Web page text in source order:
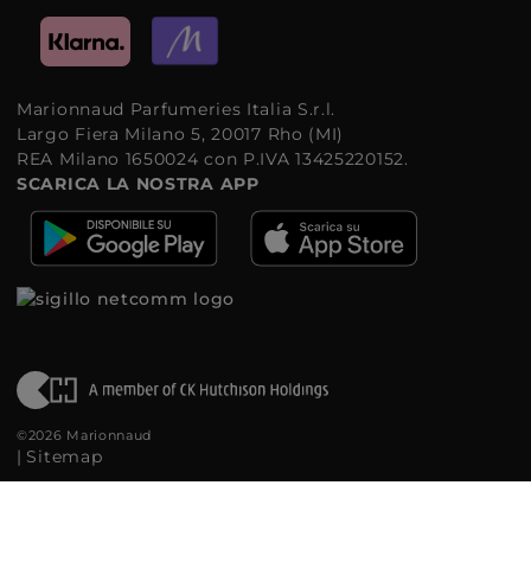
Marionnaud Parfumeries Italia S.r.l.
Largo Fiera Milano 5, 20017 Rho (MI)
REA Milano 1650024 con P.IVA 13425220152.
SCARICA LA NOSTRA APP
©2026 Marionnaud
| Sitemap